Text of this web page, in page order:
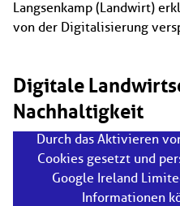
Langsenkamp (Landwirt)
von der Digitalisierung
Digitale
Nachhaltigkeit
Durch das Aktivieren
Cookies gesetzt und
Google Ireland
Informationen